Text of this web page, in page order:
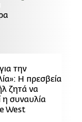
την
Η πρεσβεία
ζητά να
συναυλία
West